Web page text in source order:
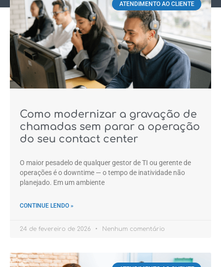
ATENDIMENTO AO CLIENTE
Como modernizar a gravação de
chamadas sem parar a operação
do seu contact center
O maior pesadelo de qualquer gestor de TI ou gerente de
operações é o downtime — o tempo de inatividade não
planejado. Em um ambiente
CONTINUE LENDO »
24 de fevereiro de 2026 Nenhum comentário